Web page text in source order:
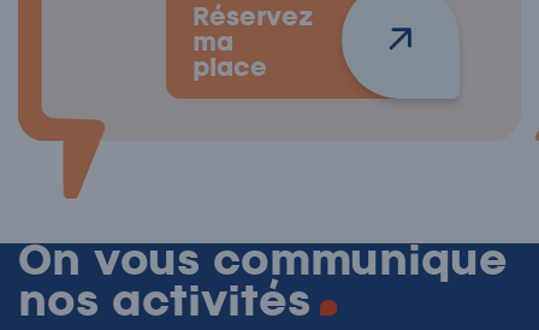
Réservez
ma
place
On vous communique
nos activités